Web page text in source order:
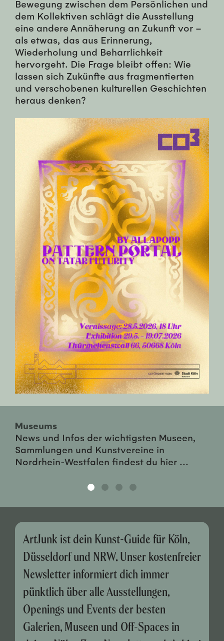
Bewegung zwischen dem Persönlichen und
dem Kollektiven schlägt die Ausstellung
eine andere Annäherung an Zukunft vor –
als etwas, das aus Erinnerung,
Wiederholung und Beharrlichkeit
hervorgeht. Die Frage bleibt offen: Wie
lassen sich Zukünfte aus fragmentierten
und verschobenen kulturellen Geschichten
heraus denken?
Museums
News und Infos der wichtigsten Museen,
Sammlungen und Kunstvereine in
Nordrhein-Westfalen findest du hier ...
ArtJunk ist dein Kunst-Guide für Köln,
Düsseldorf und NRW. Unser kostenfreier
Newsletter informiert dich immer
pünktlich über alle Ausstellungen,
Openings und Events der besten
Galerien, Museen und Off-Spaces in